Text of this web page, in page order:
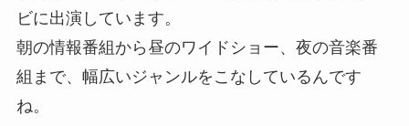
ビに出演しています。
朝の情報番組から昼のワイドショー、夜の音楽番
組まで、幅広いジャンルをこなしているんです
ね。